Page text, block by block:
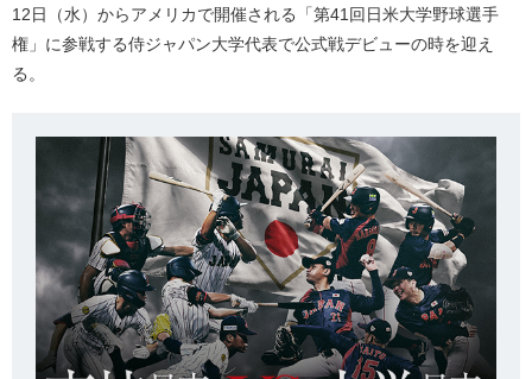
12日（水）からアメリカで開催される「第41回日米大学野球選手
権」に参戦する侍ジャパン大学代表で公式戦デビューの時を迎え
る。